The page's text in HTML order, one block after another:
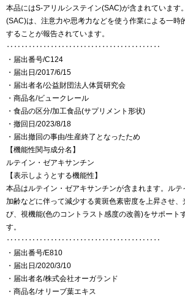
本品にはS-アリルシステイン(SAC)が含まれています
(SAC)は、注意力や思考力などを使う作業による一時
することが報告されています。
‥‥‥‥‥‥‥‥‥‥‥‥‥‥‥‥‥‥‥‥‥
・届出番号/C124
・届出日/2017/6/15
・届出者名/公益財団法人体質研究会
・商品名/ビュークレール
・食品の区分/加工食品(サプリメント形状)
・撤回日/2023/8/18
・届出撤回の事由/生産終了となったため
【機能性関与成分名】
ルテイン・ゼアキサンチン
【表示しようとする機能性】
本品はルテイン・ゼアキサンチンが含まれます。ル
加齢などに伴って減少する黄斑色素密度を上昇させ、
び、視機能(色のコントラスト感度の改善)をサポート
す。
‥‥‥‥‥‥‥‥‥‥‥‥‥‥‥‥‥‥‥‥‥
・届出番号/E810
・届出日/2020/3/10
・届出者名/株式会社オーガランド
・商品名/オリーブ葉エキス